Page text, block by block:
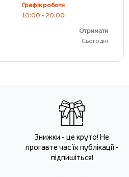
Графік роботи
10:00 - 20:00
Отримати
Сьогодні
Знижки - це круто! Не
прогавте час їх публікації -
підпишіться!